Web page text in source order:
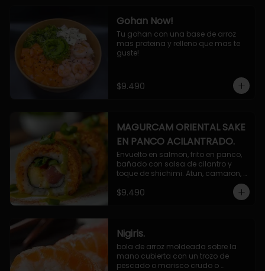
Gohan Now!
Tu gohan con una base de arroz
mas proteina y relleno que mas te
guste!
$9.490
MAGURCAM ORIENTAL SAKE
EN PANCO ACILANTRADO.
Envuelto en salmon, frito en panco,
bañado con salsa de cilantro y
toque de shichimi. Atun, camaron,
$9.490
Nigiris.
bola de arroz moldeada sobre la
mano cubierta con un trozo de
pescado o marisco crudo o